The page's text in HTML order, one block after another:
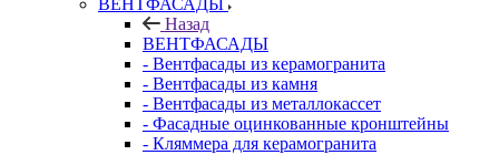
ВЕНТФАСАДЫ
Назад
ВЕНТФАСАДЫ
- Вентфасады из керамогранита
- Вентфасады из камня
- Вентфасады из металлокассет
- Фасадные оцинкованные кронштейны
- Кляммера для керамогранита